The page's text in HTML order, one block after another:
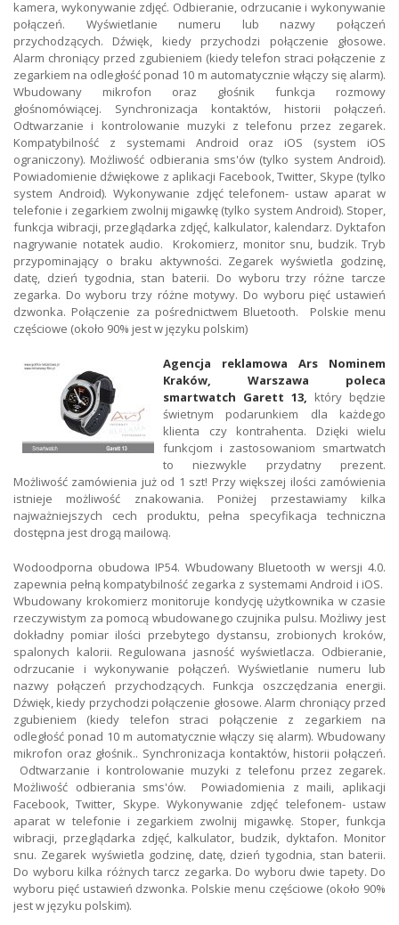
kamera, wykonywanie zdjęć. Odbieranie, odrzucanie i wykonywanie
połączeń. Wyświetlanie numeru lub nazwy połączeń
przychodzących. Dźwięk, kiedy przychodzi połączenie głosowe.
Alarm chroniący przed zgubieniem (kiedy telefon straci połączenie z
zegarkiem na odległość ponad 10 m automatycznie włączy się alarm).
Wbudowany mikrofon oraz głośnik funkcja rozmowy
głośnomówiącej. Synchronizacja kontaktów, historii połączeń.
Odtwarzanie i kontrolowanie muzyki z telefonu przez zegarek.
Kompatybilność z systemami Android oraz iOS (system iOS
ograniczony). Możliwość odbierania sms'ów (tylko system Android).
Powiadomienie dźwiękowe z aplikacji Facebook, Twitter, Skype (tylko
system Android). Wykonywanie zdjęć telefonem- ustaw aparat w
telefonie i zegarkiem zwolnij migawkę (tylko system Android). Stoper,
funkcja wibracji, przeglądarka zdjęć, kalkulator, kalendarz. Dyktafon
nagrywanie notatek audio. Krokomierz, monitor snu, budzik. Tryb
przypominający o braku aktywności. Zegarek wyświetla godzinę,
datę, dzień tygodnia, stan baterii. Do wyboru trzy różne tarcze
zegarka. Do wyboru trzy różne motywy. Do wyboru pięć ustawień
dzwonka. Połączenie za pośrednictwem Bluetooth. Polskie menu
częściowe (około 90% jest w języku polskim)
Agencja reklamowa Ars Nominem
Kraków, Warszawa poleca
smartwatch Garett 13, który będzie
świetnym podarunkiem dla każdego
klienta czy kontrahenta. Dzięki wielu
funkcjom i zastosowaniom smartwatch
to niezwykle przydatny prezent.
Możliwość zamówienia już od 1 szt! Przy większej ilości zamówienia
istnieje możliwość znakowania. Poniżej przestawiamy kilka
najważniejszych cech produktu, pełna specyfikacja techniczna
dostępna jest drogą mailową.
Wodoodporna obudowa IP54. Wbudowany Bluetooth w wersji 4.0.
zapewnia pełną kompatybilność zegarka z systemami Android i iOS.
Wbudowany krokomierz monitoruje kondycję użytkownika w czasie
rzeczywistym za pomocą wbudowanego czujnika pulsu. Możliwy jest
dokładny pomiar ilości przebytego dystansu, zrobionych kroków,
spalonych kalorii. Regulowana jasność wyświetlacza. Odbieranie,
odrzucanie i wykonywanie połączeń. Wyświetlanie numeru lub
nazwy połączeń przychodzących. Funkcja oszczędzania energii.
Dźwięk, kiedy przychodzi połączenie głosowe. Alarm chroniący przed
zgubieniem (kiedy telefon straci połączenie z zegarkiem na
odległość ponad 10 m automatycznie włączy się alarm). Wbudowany
mikrofon oraz głośnik.. Synchronizacja kontaktów, historii połączeń.
Odtwarzanie i kontrolowanie muzyki z telefonu przez zegarek.
Możliwość odbierania sms'ów. Powiadomienia z maili, aplikacji
Facebook, Twitter, Skype. Wykonywanie zdjęć telefonem- ustaw
aparat w telefonie i zegarkiem zwolnij migawkę. Stoper, funkcja
wibracji, przeglądarka zdjęć, kalkulator, budzik, dyktafon. Monitor
snu. Zegarek wyświetla godzinę, datę, dzień tygodnia, stan baterii.
Do wyboru kilka różnych tarcz zegarka. Do wyboru dwie tapety. Do
wyboru pięć ustawień dzwonka. Polskie menu częściowe (około 90%
jest w języku polskim).